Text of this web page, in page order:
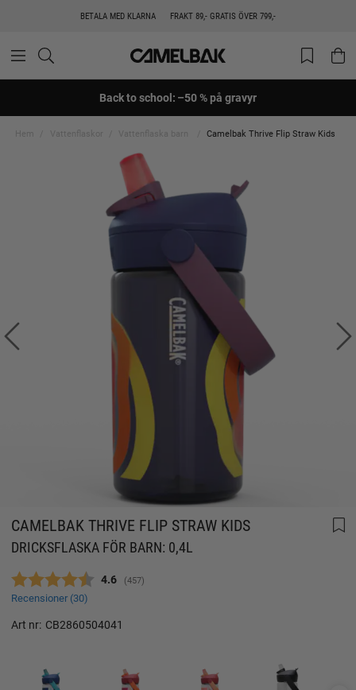
BETALA MED KLARNA FRAKT 89,- GRATIS ÖVER 799,-
Back to school: –50 % på gravyr
Hem Vattenflaskor Vattenflaska barn Camelbak Thrive Flip Straw Kids
CAMELBAK THRIVE FLIP STRAW KIDS
DRICKSFLASKA FÖR BARN: 0,4L
Snittbetyg:
4.6 (röster:
457)
Recensioner (30)
Art nr: CB2860504041